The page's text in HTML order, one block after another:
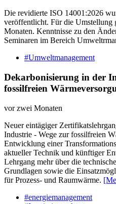
Die revidierte ISO 14001:2026
veröffentlicht. Für die Umstellung
Monaten. Kenntnisse zu den
Seminaren im Bereich
#Umweltmanagement
Dekarbonisierung in der
fossilfreien
vor zwei Monaten
Neuer eintägiger
Industrie - Wege zur fossilfreien
Entwicklung einer
aktueller Technik und künftiger
Lehrgang mehr über die
Grundlagen sowie die
für Prozess- und Raumwärme.
#energiemanagement